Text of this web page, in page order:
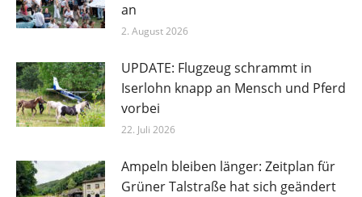
an
2. August 2026
UPDATE: Flugzeug schrammt in
Iserlohn knapp an Mensch und Pferd
vorbei
22. Juli 2026
Ampeln bleiben länger: Zeitplan für
Grüner Talstraße hat sich geändert